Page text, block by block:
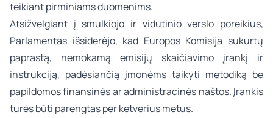
teikiant pirminiams duomenims.
Atsižvelgiant į smulkiojo ir vidutinio verslo poreikius,
Parlamentas išsiderėjo, kad Europos Komisija sukurtų
paprastą, nemokamą emisijų skaičiavimo įrankį ir
instrukciją, padėsiančią įmonėms taikyti metodiką be
papildomos finansinės ar administracinės naštos. Įrankis
turės būti parengtas per ketverius metus.